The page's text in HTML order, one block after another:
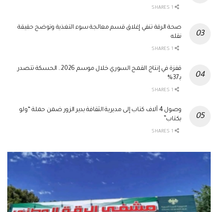
صحة الرقة تنفي إغلاق قسم معالجة سوء التغذية وتوضح حقيقة
نقله
قفزة في إنتاج القمح السوري خلال موسم 2026.. الحسكة تتصدر
بـ37%
وصول 4 آلاف كتاب إلى مديرية الثقافة بدير الزور ضمن حملة “ولو
بكتاب”